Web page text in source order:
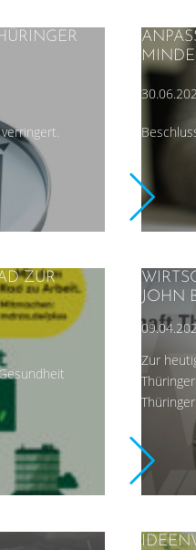
ZUR
JOHN
Zur